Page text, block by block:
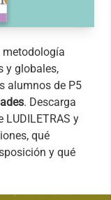
y globales,
alumnos de P5
. Descarga
LUDILETRAS y
qué
y qué